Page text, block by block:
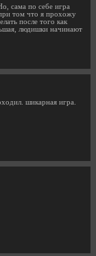
сама по себе игра
том что я прохожу
после того как
людишки начинают
шикарная игра.